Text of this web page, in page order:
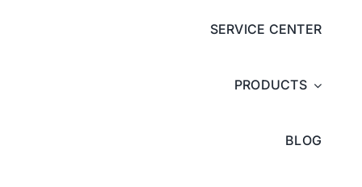
SERVICE CENTER
PRODUCTS
BLOG